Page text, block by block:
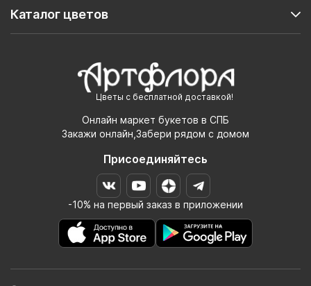
Цветы с бесплатной доставкой!
Онлайн маркет букетов в СПБ
Закажи онлайн,Забери рядом с домом
Присоединяйтесь
-10% на первый заказ в приложении
Каталог цветов